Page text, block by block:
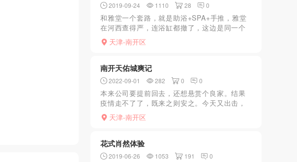
2019-09-24 1110 28 0
和雅堂一个套路，就是助浴+SPA+手推，雅堂
在河西查得严，连浴缸都撤了，这边是同一个
老板搞得，新装修的，环境非常好，关键是JS
非常漂亮，好雅堂这一口的可以去试试，绝对
天津-南开区
南开天佑城爽记
2022-09-01 282 0 0
本来公司要提前回去，还想悬赏个良家。结果
疫情走不了了，既来之则安之。今天又出击，
这个在南开。打车走人。结果妹子不错 我以为
5张没什么好的 结果还不错，花式加大做的很
天津-南开区
花式肖然体验
2019-06-26 1053 191 0